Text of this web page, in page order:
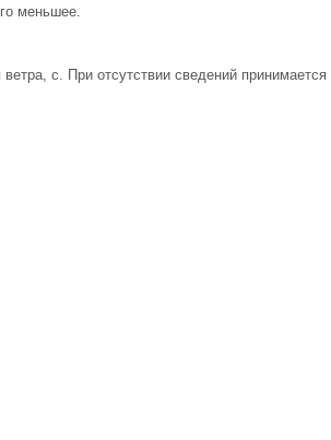
меньшее.
с. При отсутствии сведений